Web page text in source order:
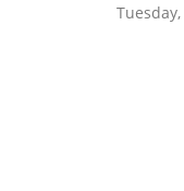
Tuesday,